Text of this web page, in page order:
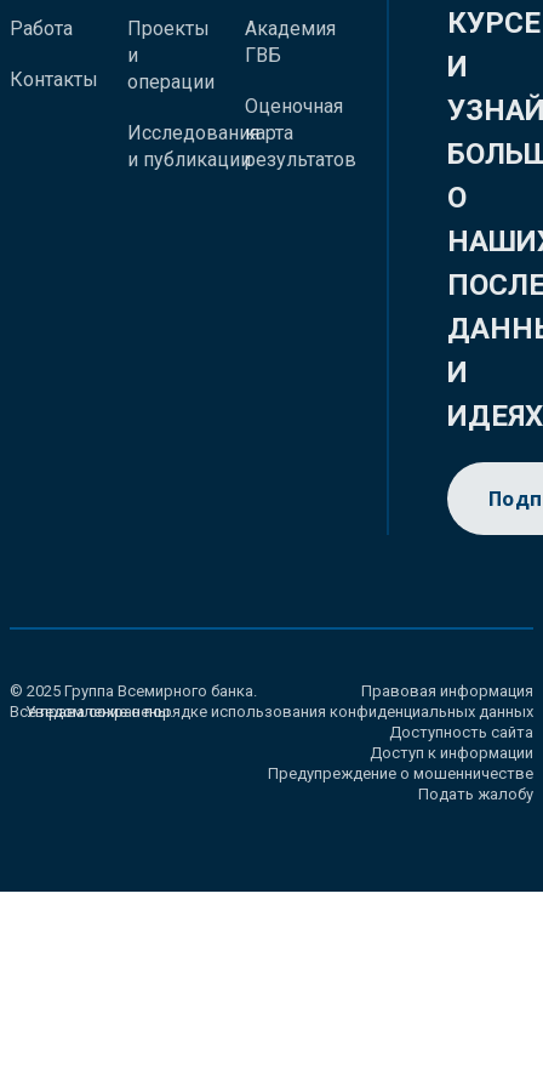
Работа
Контакты
Проекты
и
операции
Исследования
и публикации
Академия
ГВБ
Оценочная
карта
результатов
КУРСЕ
И
О
И
ИДЕЯХ
© 2025 Группа Всемирного банка.
Все права сохранены.
Правовая информация
Уведомление о порядке использования конфиденциальных данных
Доступность сайта
Доступ к информации
Предупреждение о мошенничестве
Подать жалобу